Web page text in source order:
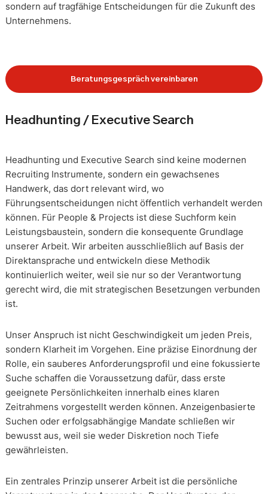
sondern auf tragfähige Entscheidungen für die Zukunft des
Unternehmens.
Beratungsgespräch vereinbaren
Headhunting / Executive Search
Headhunting und Executive Search sind keine modernen
Recruiting Instrumente, sondern ein gewachsenes
Handwerk, das dort relevant wird, wo
Führungsentscheidungen nicht öffentlich verhandelt werden
können. Für People & Projects ist diese Suchform kein
Leistungsbaustein, sondern die konsequente Grundlage
unserer Arbeit. Wir arbeiten ausschließlich auf Basis der
Direktansprache und entwickeln diese Methodik
kontinuierlich weiter, weil sie nur so der Verantwortung
gerecht wird, die mit strategischen Besetzungen verbunden
ist.
Unser Anspruch ist nicht Geschwindigkeit um jeden Preis,
sondern Klarheit im Vorgehen. Eine präzise Einordnung der
Rolle, ein sauberes Anforderungsprofil und eine fokussierte
Suche schaffen die Voraussetzung dafür, dass erste
geeignete Persönlichkeiten innerhalb eines klaren
Zeitrahmens vorgestellt werden können. Anzeigenbasierte
Suchen oder erfolgsabhängige Mandate schließen wir
bewusst aus, weil sie weder Diskretion noch Tiefe
gewährleisten.
Ein zentrales Prinzip unserer Arbeit ist die persönliche